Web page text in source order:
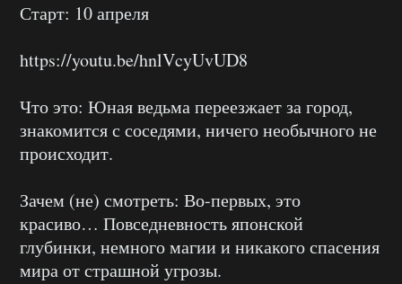
Старт: 10 апреля
https://youtu.be/hnlVcyUvUD8
Что это: Юная ведьма переезжает за город,
знакомится с соседями, ничего необычного не
происходит.
Зачем (не) смотреть: Во-первых, это
красиво… Повседневность японской
глубинки, немного магии и никакого спасения
мира от страшной угрозы.